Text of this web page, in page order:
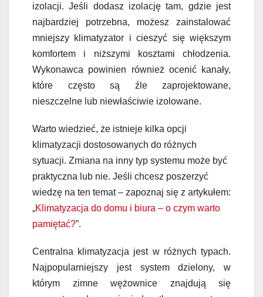
izolacji. Jeśli dodasz izolację tam, gdzie jest
najbardziej potrzebna, możesz zainstalować
mniejszy klimatyzator i cieszyć się większym
komfortem i niższymi kosztami chłodzenia.
Wykonawca powinien również ocenić kanały,
które często są źle zaprojektowane,
nieszczelne lub niewłaściwie izolowane.
Warto wiedzieć, że istnieje kilka opcji
klimatyzacji dostosowanych do różnych
sytuacji. Zmiana na inny typ systemu może być
praktyczna lub nie. Jeśli chcesz poszerzyć
wiedzę na ten temat – zapoznaj się z artykułem:
„Klimatyzacja do domu i biura – o czym warto
pamiętać?”.
Centralna klimatyzacja jest w różnych typach.
Najpopularniejszy jest system dzielony, w
którym zimne wężownice znajdują się